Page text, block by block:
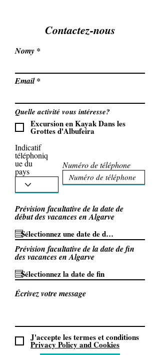
Contactez-nous
Nomy
Email
Quelle activité vous intéresse?
Excursion en Kayak Dans les
Grottes d'Albufeira
Indicatif
téléphoniq
ue du
pays
Numéro de téléphone
Prévision facultative de la date de
début des vacances en Algarve
Prévision facultative de la date de fin
des vacances en Algarve
Écrivez votre message
J'accepte les termes et conditions
Privacy Policy and Cookies